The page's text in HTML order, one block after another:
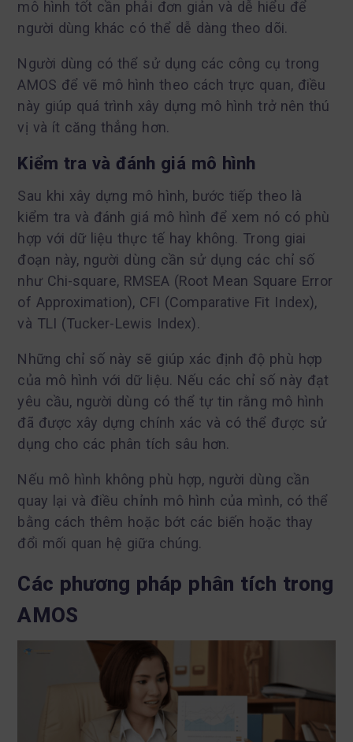
mô hình tốt cần phải đơn giản và dễ hiểu để
người dùng khác có thể dễ dàng theo dõi.
Người dùng có thể sử dụng các công cụ trong
AMOS để vẽ mô hình theo cách trực quan, điều
này giúp quá trình xây dựng mô hình trở nên thú
vị và ít căng thẳng hơn.
Kiểm tra và đánh giá mô hình
Sau khi xây dựng mô hình, bước tiếp theo là
kiểm tra và đánh giá mô hình để xem nó có phù
hợp với dữ liệu thực tế hay không. Trong giai
đoạn này, người dùng cần sử dụng các chỉ số
như Chi-square, RMSEA (Root Mean Square Error
of Approximation), CFI (Comparative Fit Index),
và TLI (Tucker-Lewis Index).
Những chỉ số này sẽ giúp xác định độ phù hợp
của mô hình với dữ liệu. Nếu các chỉ số này đạt
yêu cầu, người dùng có thể tự tin rằng mô hình
đã được xây dựng chính xác và có thể được sử
dụng cho các phân tích sâu hơn.
Nếu mô hình không phù hợp, người dùng cần
quay lại và điều chỉnh mô hình của mình, có thể
bằng cách thêm hoặc bớt các biến hoặc thay
đổi mối quan hệ giữa chúng.
Các phương pháp phân tích trong
AMOS